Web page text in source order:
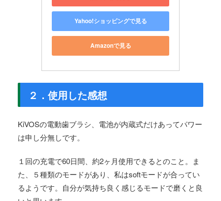
Yahoo!ショッピングで見る
Amazonで見る
２．使用した感想
KiVOSの電動歯ブラシ、電池が内蔵式だけあってパワー
は申し分無しです。
１回の充電で60日間、約2ヶ月使用できるとのこと。ま
た、５種類のモードがあり、私はsoftモードが合ってい
るようです。自分が気持ち良く感じるモードで磨くと良